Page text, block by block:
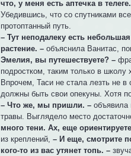
что, у меня есть аптечка в
Убедившись, что со спутниками
протоптанный путь.
– Тут неподалеку есть
растение. – объяснила Ванитас,
Эмелия, вы путешествуете? –
подростком, таким только в школу
Впрочем, Таси не стала лезть не в
должны быть свои опекуны. Хотя
– Что же, мы пришли. –объявила
травы. Выглядело место
много тени. Ах, еще
из креплений,– И еще, смотрите
кого-то из вас утянет топь. –